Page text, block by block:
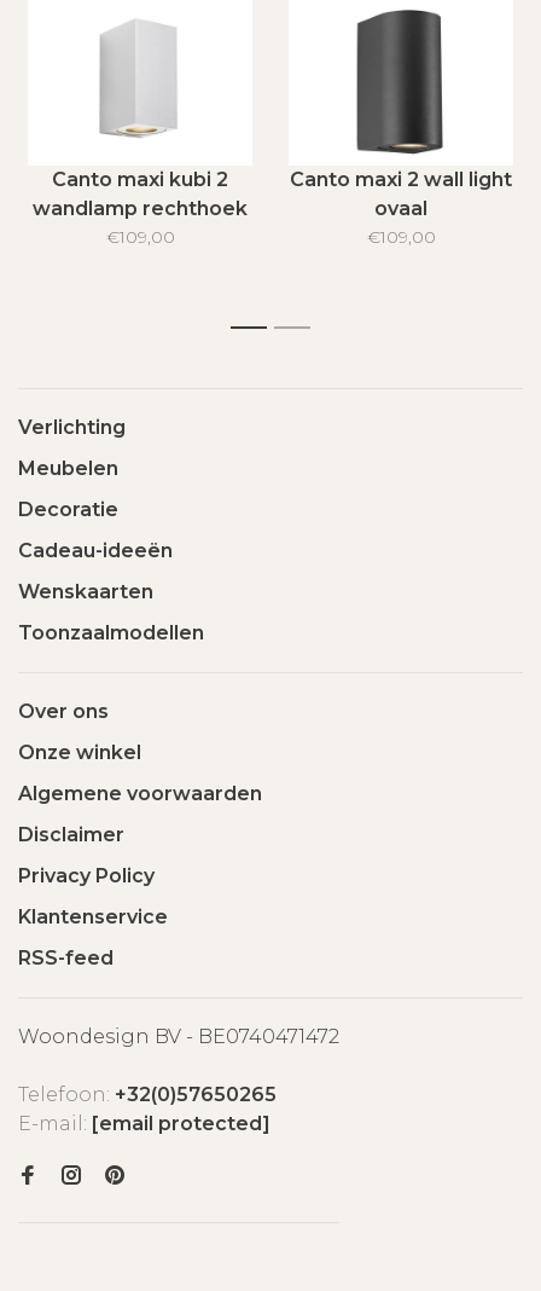
Canto maxi kubi 2
wandlamp rechthoek
€109,00
Canto maxi 2 wall light
ovaal
€109,00
1 2
Verlichting
Meubelen
Decoratie
Cadeau-ideeën
Wenskaarten
Toonzaalmodellen
Over ons
Onze winkel
Algemene voorwaarden
Disclaimer
Privacy Policy
Klantenservice
RSS-feed
Woondesign BV - BE0740471472
Telefoon: +32(0)57650265
E-mail: [email protected]